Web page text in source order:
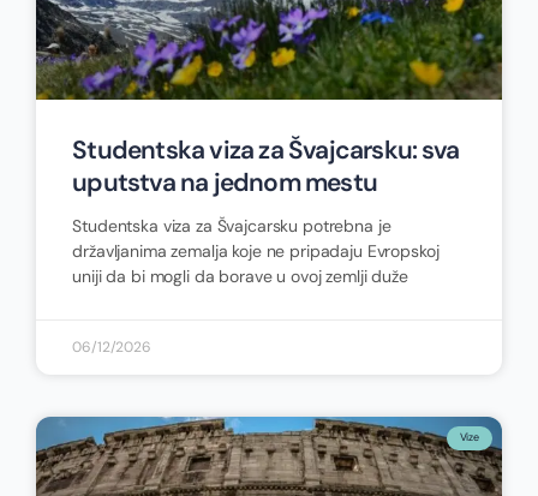
Studentska viza za Švajcarsku: sva
uputstva na jednom mestu
Studentska viza za Švajcarsku potrebna je
državljanima zemalja koje ne pripadaju Evropskoj
uniji da bi mogli da borave u ovoj zemlji duže
06/12/2026
Vize